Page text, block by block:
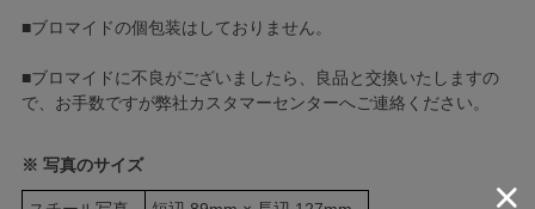
■ブロマイドの個包装はしておりません。
■ブロマイドに不良がございましたら、良品と交換いたしますの
で、お手数ですが弊社カスタマーセンターへご連絡ください。
※ 写真のサイズ